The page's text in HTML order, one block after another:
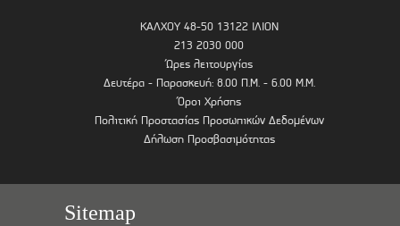
ΚΑΛΧΟΥ 48-50 13122 ΙΛΙΟΝ
213 2030 000
Ώρες λειτουργίας
Δευτέρα - Παρασκευή: 8.00 Π.Μ. - 6.00 Μ.Μ.
Όροι Χρήσης
Πολιτική Προστασίας Προσωπικών Δεδομένων
Δήλωση Προσβασιμότητας
Sitemap